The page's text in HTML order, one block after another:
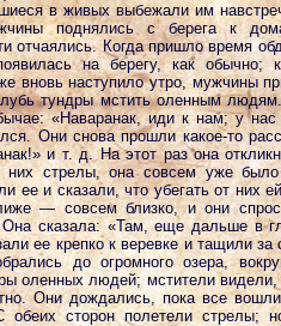
в живых выбежали им
поднялись с берега к
отчаялись. Когда пришло время
на берегу, как обычно;
вновь наступило утро, мужчины
тундры мстить оленным
«Наваранак, иди к нам; у
Они снова прошли какое-то
и т. д. На этот раз она
них стрелы, она совсем уже
ее и сказали, что убегать от них
— совсем близко, и они
Она сказала: «Там, еще дальше в
ее крепко к веревке и тащили
до огромного озера,
оленных людей; мстители
Они дождались, пока все
обеих сторон полетели стрелы;